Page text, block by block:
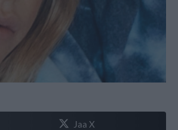
Jaa X